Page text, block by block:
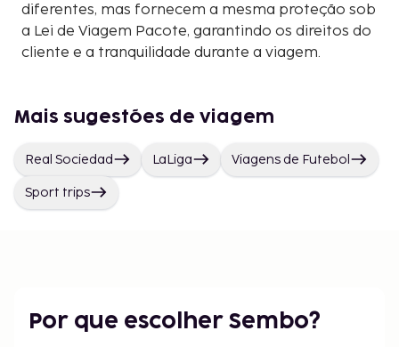
diferentes, mas fornecem a mesma proteção sob
a Lei de Viagem Pacote, garantindo os direitos do
cliente e a tranquilidade durante a viagem.
Mais sugestões de viagem
Real Sociedad LaLiga Viagens de Futebol
Sport trips
Por que escolher Sembo?